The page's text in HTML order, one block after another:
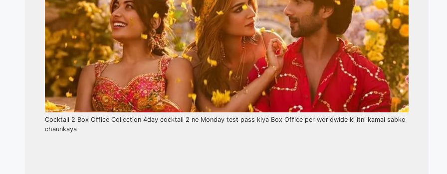
Cocktail 2 Box Office Collection 4day cocktail 2 ne Monday test pass kiya Box Office per worldwide ki itni kamai sabko
chaunkaya